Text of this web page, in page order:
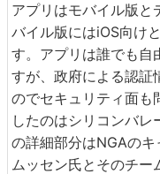
アプリはモバイル版と
バイル版にはiOS向け
す。アプリは誰でも自
すが、政府による認証
のでセキュリティ面も
したのはシリコンバ
の詳細部分はNGAの
ムッセン氏とそのチー